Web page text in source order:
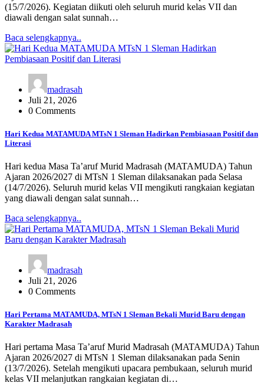
(15/7/2026). Kegiatan diikuti oleh seluruh murid kelas VII dan
diawali dengan salat sunnah…
Baca selengkapnya..
madrasah
Juli 21, 2026
0 Comments
Hari Kedua MATAMUDA MTsN 1 Sleman Hadirkan Pembiasaan Positif dan
Literasi
Hari kedua Masa Ta’aruf Murid Madrasah (MATAMUDA) Tahun
Ajaran 2026/2027 di MTsN 1 Sleman dilaksanakan pada Selasa
(14/7/2026). Seluruh murid kelas VII mengikuti rangkaian kegiatan
yang diawali dengan salat sunnah…
Baca selengkapnya..
madrasah
Juli 21, 2026
0 Comments
Hari Pertama MATAMUDA, MTsN 1 Sleman Bekali Murid Baru dengan
Karakter Madrasah
Hari pertama Masa Ta’aruf Murid Madrasah (MATAMUDA) Tahun
Ajaran 2026/2027 di MTsN 1 Sleman dilaksanakan pada Senin
(13/7/2026). Setelah mengikuti upacara pembukaan, seluruh murid
kelas VII melanjutkan rangkaian kegiatan di…